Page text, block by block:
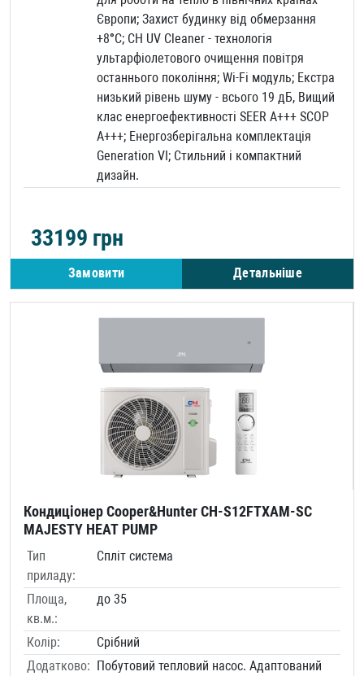
Європи; Захист будинку від обмерзання
+8°C; CH UV Cleaner - технологія
ультарфіолетового очищення повітря
останнього покоління; Wi-Fi модуль; Екстра
низький рівень шуму - всього 19 дБ, Вищий
клас енергоефективності SEER A+++ SCOP
A+++; Енергозберігальна комплектація
Generation VI; Стильний і компактний
дизайн.
33199 грн
Замовити Детальніше
Кондиціонер Cooper&Hunter CH-S12FTXAM-SC
MAJESTY HEAT PUMP
Тип
приладу:
Спліт система
Площа,
кв.м.:
до 35
Колір:
Срібний
Додатково: Побутовий тепловий насос. Адаптований